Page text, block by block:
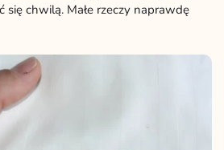
się chwilą. Małe rzeczy naprawdę